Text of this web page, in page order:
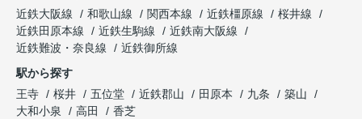
近鉄大阪線
和歌山線 関西本線 近鉄橿原線
桜井線
近鉄田原本線
近鉄生駒線
近鉄南大阪線
近鉄難波・奈良線
近鉄御所線
駅から探す
王寺
桜井 五位堂 近鉄郡山 田原本 九条
築山
大和小泉
高田 香芝